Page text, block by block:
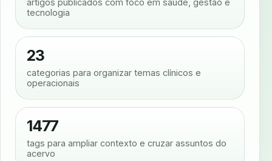
artigos publicados com foco em saúde, gestão e
tecnologia
23
categorias para organizar temas clínicos e
operacionais
1477
tags para ampliar contexto e cruzar assuntos do
acervo